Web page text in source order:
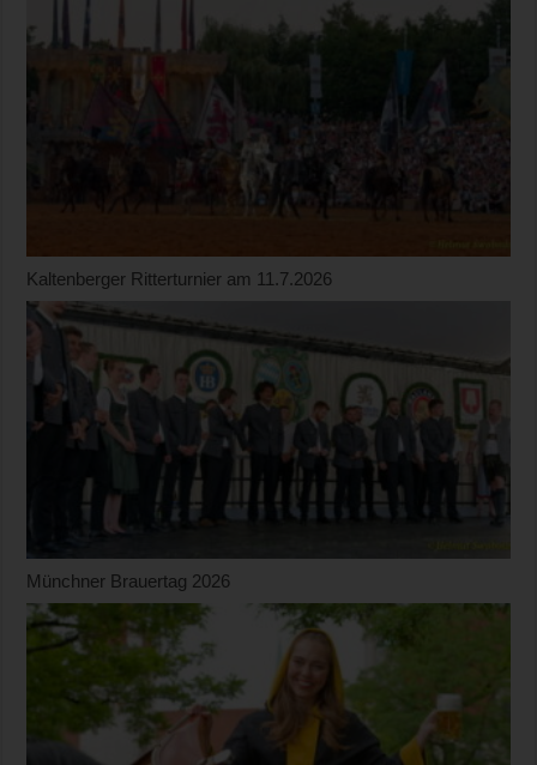
Kaltenberger Ritterturnier am 11.7.2026
Münchner Brauertag 2026